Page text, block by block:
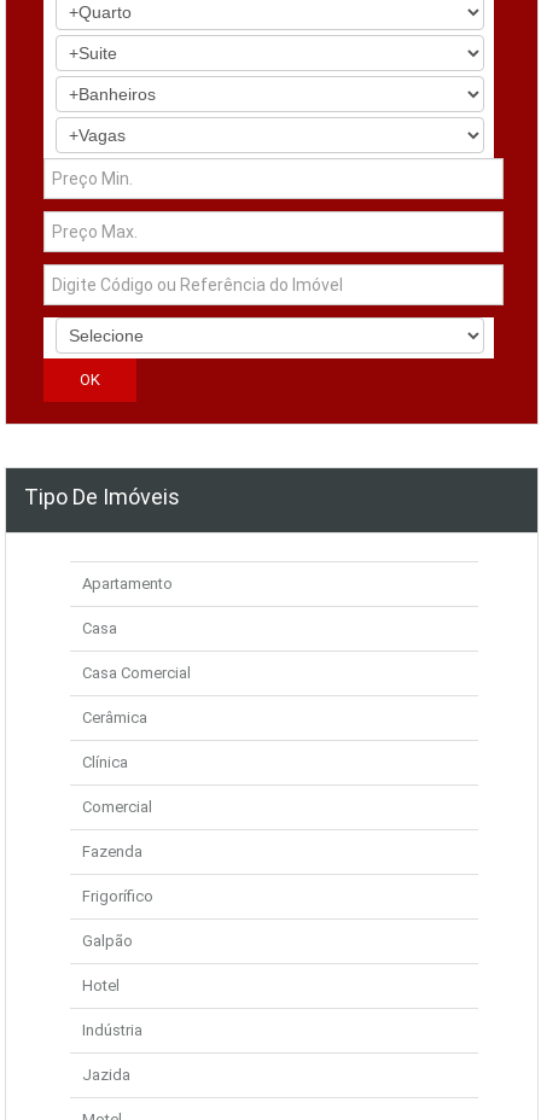
Tipo De Imóveis
Apartamento
Casa
Casa Comercial
Cerâmica
Clínica
Comercial
Fazenda
Frigorífico
Galpão
Hotel
Indústria
Jazida